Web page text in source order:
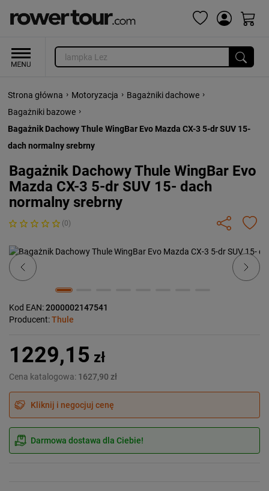
Strona główna › Motoryzacja › Bagażniki dachowe ›
Bagażniki bazowe ›
Bagażnik Dachowy Thule WingBar Evo Mazda CX-3 5-dr SUV 15-
dach normalny srebrny
Bagażnik Dachowy Thule WingBar Evo
Mazda CX-3 5-dr SUV 15- dach
normalny srebrny
(0)
Previous Next
Kod EAN:2000002147541
Producent:Thule
1229,15 zł
Cena katalogowa: 1627,90 zł
Kliknij i negocjuj cenę
Darmowa dostawa dla Ciebie!